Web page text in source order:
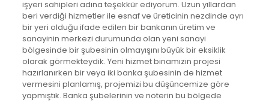
işyeri sahipleri adına teşekkür ediyorum. Uzun yıllardan
beri verdiği hizmetler ile esnaf ve üreticinin nezdinde ayrı
bir yeri olduğu ifade edilen bir bankanın üretim ve
sanayinin merkezi durumunda olan yeni sanayi
bölgesinde bir şubesinin olmayışını büyük bir eksiklik
olarak görmekteydik. Yeni hizmet binamızın projesi
hazırlanırken bir veya iki banka şubesinin de hizmet
vermesini planlamış, projemizi bu düşüncemize göre
yapmıştık. Banka şubelerinin ve noterin bu bölgede